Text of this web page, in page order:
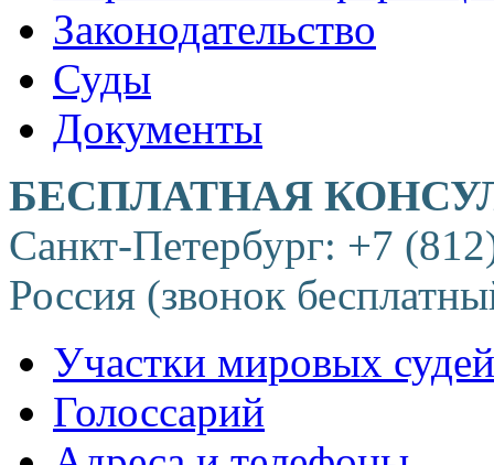
Законодательство
Суды
Документы
БЕСПЛАТНАЯ
Санкт-Петербург: +7
Россия (звонок
Участки мировых судей
Голоссарий